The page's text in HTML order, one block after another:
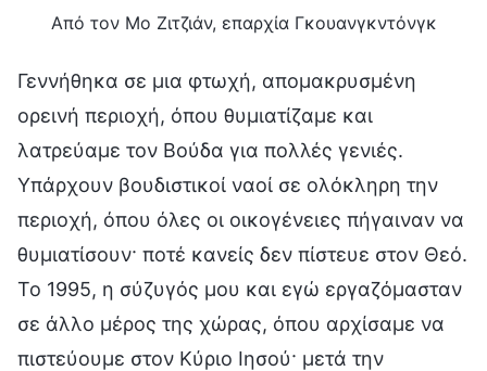
Από τον Μο Ζιτζιάν, επαρχία Γκουανγκντόνγκ
Γεννήθηκα σε μια φτωχή, απομακρυσμένη
ορεινή περιοχή, όπου θυμιατίζαμε και
λατρεύαμε τον Βούδα για πολλές γενιές.
Υπάρχουν βουδιστικοί ναοί σε ολόκληρη την
περιοχή, όπου όλες οι οικογένειες πήγαιναν να
θυμιατίσουν· ποτέ κανείς δεν πίστευε στον Θεό.
Το 1995, η σύζυγός μου και εγώ εργαζόμασταν
σε άλλο μέρος της χώρας, όπου αρχίσαμε να
πιστεύουμε στον Κύριο Ιησού· μετά την